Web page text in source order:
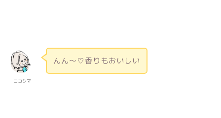
ココシマ
んん～♡香りもおいしい